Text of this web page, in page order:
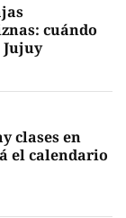
cuándo
clases en
el calendario